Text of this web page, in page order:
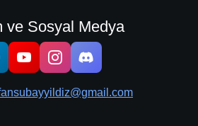
ve Sosyal Medya